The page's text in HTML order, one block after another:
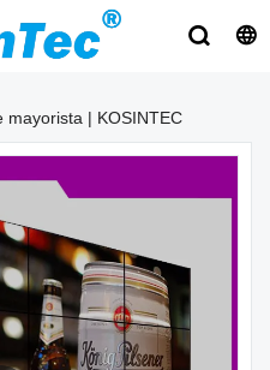
mayorista | KOSINTEC